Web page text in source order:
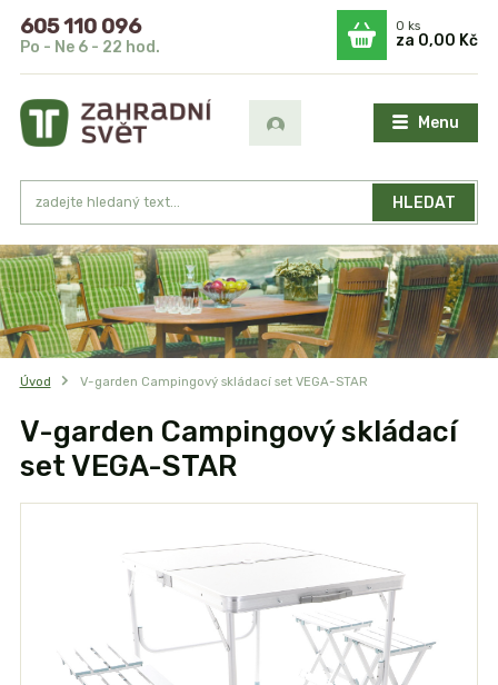
Menu
HLEDAT
605 110 096
Po - Ne 6 - 22 hod.
0ks
za 0,00 Kč
Úvod V-garden Campingový skládací set VEGA-STAR
V-garden Campingový skládací
set VEGA-STAR